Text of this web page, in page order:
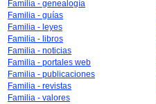
Familia - genealogía
Familia - guías
Familia - leyes
Familia - libros
Familia - noticias
Familia - portales web
Familia - publicaciones
Familia - revistas
Familia - valores